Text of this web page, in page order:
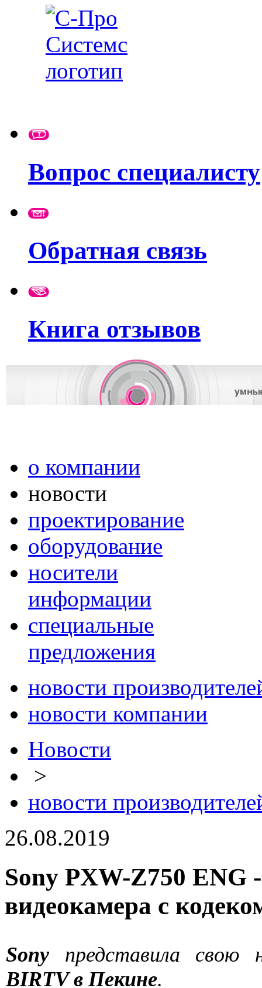
Вопрос специалисту
Обратная связь
Книга отзывов
о компании
новости
проектирование
оборудование
носители
информации
специальные
предложения
новости
новости компании
Новости
>
новости
26.08.2019
Sony PXW-Z750 ENG
видеокамера с
Sony представила свою
BIRTV в Пекине.